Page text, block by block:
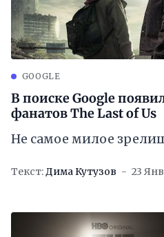
GOOGLE
В поиске Google
фанатов The Last of Us
Не самое милое
Текст:Дима Кутузов 23